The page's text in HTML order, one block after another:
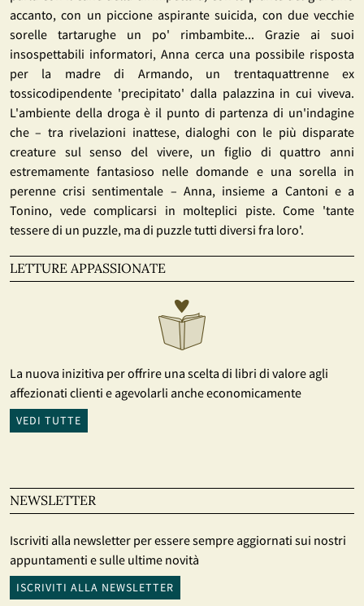
accanto, con un piccione aspirante suicida, con due vecchie
sorelle tartarughe un po' rimbambite... Grazie ai suoi
insospettabili informatori, Anna cerca una possibile risposta
per la madre di Armando, un trentaquattrenne ex
tossicodipendente 'precipitato' dalla palazzina in cui viveva.
L'ambiente della droga è il punto di partenza di un'indagine
che – tra rivelazioni inattese, dialoghi con le più disparate
creature sul senso del vivere, un figlio di quattro anni
estremamente fantasioso nelle domande e una sorella in
perenne crisi sentimentale – Anna, insieme a Cantoni e a
Tonino, vede complicarsi in molteplici piste. Come 'tante
tessere di un puzzle, ma di puzzle tutti diversi fra loro'.
LETTURE APPASSIONATE
La nuova inizitiva per offrire una scelta di libri di valore agli
affezionati clienti e agevolarli anche economicamente
VEDI TUTTE
NEWSLETTER
Iscriviti alla newsletter per essere sempre aggiornati sui nostri
appuntamenti e sulle ultime novità
ISCRIVITI ALLA NEWSLETTER